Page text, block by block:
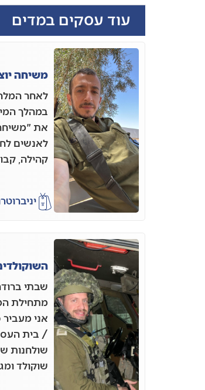
עוד עסקים במדים
משיחה
לאחר
במהלך
את
לאנשים
קהילה,
יניב
אני
/ בית
שולחנות
שוקולד